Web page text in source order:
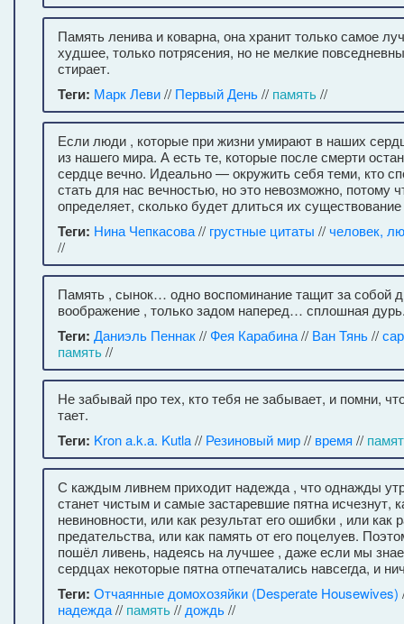
Память ленива и коварна, она хранит только самое
худшее, только потрясения, но не мелкие
стирает.
Теги: Марк Леви// Первый День// память//
Если люди , которые при жизни умирают в наших
из нашего мира. А есть те, которые после смерти
сердце вечно. Идеально — окружить себя теми, кто
стать для нас вечностью, но это невозможно, потому
определяет, сколько будет длиться их
Теги: Нина Чепкасова// грустные цитаты //человек,
//
Память , сынок… одно воспоминание тащит за собой
воображение , только задом наперед… сплошная
Теги: Даниэль Пеннак//Фея Карабина// Ван Тянь//
память//
Не забывай про тех, кто тебя не забывает, и помни,
тает.
Теги: Kron a.k.a. Kutla// Резиновый мир// время //
С каждым ливнем приходит надежда , что однажды
станет чистым и самые застаревшие пятна исчезнут,
невиновности, или как результат его ошибки , или как
предательства, или как память от его поцелуев.
пошёл ливень, надеясь на лучшее , даже если мы
сердцах некоторые пятна отпечатались навсегда, и
Теги: Отчаянные домохозяйки (Desperate Housewives)
надежда// память// дождь//